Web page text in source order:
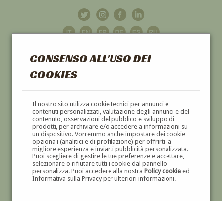
CONSENSO ALL'USO DEI
COOKIES
Il nostro sito utilizza cookie tecnici per annunci e
contenuti personalizzati, valutazione degli annunci e del
contenuto, osservazioni del pubblico e sviluppo di
prodotti, per archiviare e/o accedere a informazioni su
un dispositivo. Vorremmo anche impostare dei cookie
opzionali (analitici e di profilazione) per offrirti la
migliore esperienza e inviarti pubblicità personalizzata.
Puoi scegliere di gestire le tue preferenze e accettare,
selezionare o rifiutare tutti i cookie dal pannello
personalizza. Puoi accedere alla nostra Policy cookieed
Informativa sulla Privacy per ulteriori informazioni.
GALLERIAD'ARTE
DIPINTI E SCULTURE '800 E '900